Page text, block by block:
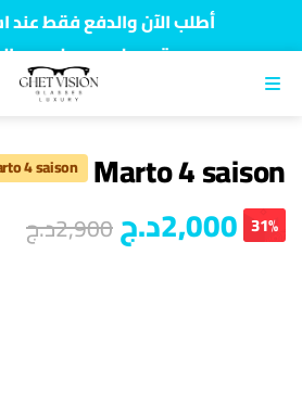
أطلب الآن والدفع فقط عند
توصيل سريع لجميع
نفخر بأكثر من 5000 مشتري سعيد
القائمة
Marto 4 saison
4 saison
2,000د.ج2,900د.ج 31%